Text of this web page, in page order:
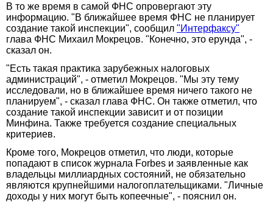
В то же время в самой ФНС опровергают эту
информацию. "В ближайшее время ФНС не планирует
создание такой инспекции", сообщил "Интерфаксу"
глава ФНС Михаил Мокрецов. "Конечно, это ерунда", -
сказал он.
"Есть такая практика зарубежных налоговых
администраций", - отметил Мокрецов. "Мы эту тему
исследовали, но в ближайшее время ничего такого не
планируем", - сказал глава ФНС. Он также отметил, что
создание такой инспекции зависит и от позиции
Минфина. Также требуется создание специальных
критериев.
Кроме того, Мокрецов отметил, что люди, которые
попадают в список журнала Forbes и заявленные как
владельцы миллиардных состояний, не обязательно
являются крупнейшими налогоплательщиками. "Личные
доходы у них могут быть копеечные", - пояснил он.